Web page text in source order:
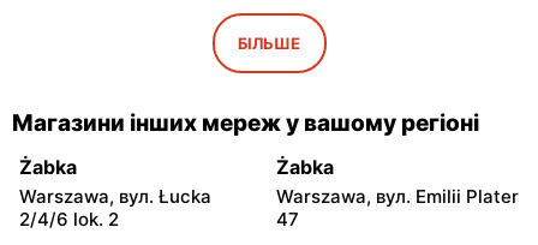
Iwaniska, вул. Ujazdowska
moje sklepy
Bogoria, вул. Rynek 30
moje sklepy
Gorzyce, вул. Szkolna 44
moje sklepy
Grębów, вул. Wydrza 180
moje sklepy
Jadachy, вул. Jadachy 111
moje sklepy
Jeżowe, вул. Zalesie 77
БІЛЬШЕ
Магазини інших мереж у вашому регіоні
Żabka
Warszawa, вул. Łucka
2/4/6 lok. 2
Żabka
Warszawa, вул. Emilii Plater
47